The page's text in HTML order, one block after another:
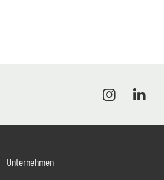
Unternehmen